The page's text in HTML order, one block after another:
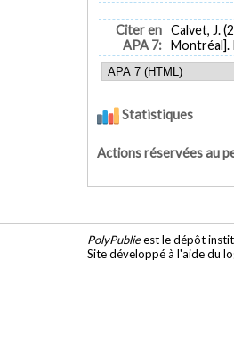
Citer en
APA 7:
Calvet, J.
Montréal].
Statistiques
Actions réservées au
PolyPublieest le dépôt
Site développé à l'aide du